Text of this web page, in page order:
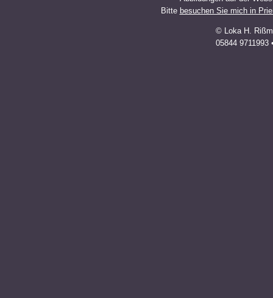
Bitte besuchen Sie mich in
© Loka H.
05844 9711993